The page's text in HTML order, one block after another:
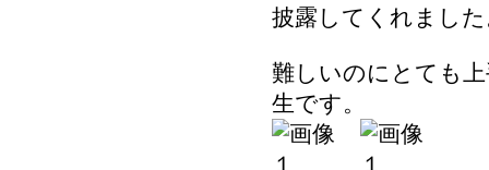
披露してくれまし
難しいのにとても
生です。